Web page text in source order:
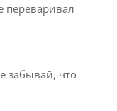
переваривал
забывай, что